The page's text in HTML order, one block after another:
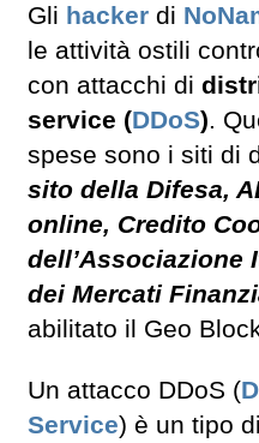
Gli hacker di
le attività ostili
con attacchi di
service (DDoS).
spese sono i siti di
sito della Difesa,
online, Credito
dell’Associazione
dei Mercati
abilitato il Geo
Un attacco DDoS (
Service) è un tipo